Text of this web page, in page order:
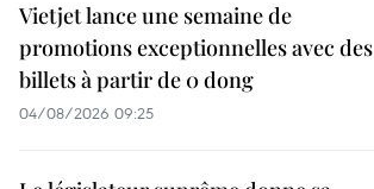
Vietjet lance une semaine de
promotions exceptionnelles avec des
billets à partir de 0 dong
04/08/2026 09:25